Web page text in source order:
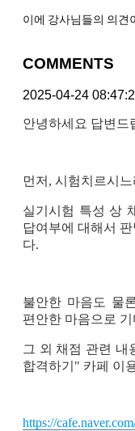
이에 강사님들의 의견
COMMENTS
2025-04-24
안녕하세요 답변드
먼저, 시험치르시
실기시험 특성 상
답여부에 대해서
다.
불안한 마음도 물
편안한 마음으로
그 외 채점 관련 내
합격하기" 카페 이
https://